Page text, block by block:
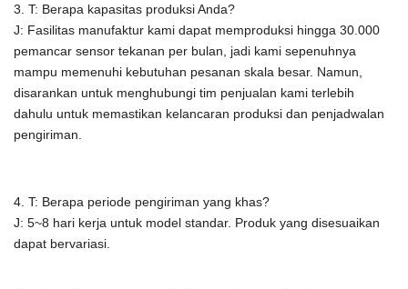
3. T: Berapa kapasitas produksi Anda?
J: Fasilitas manufaktur kami dapat memproduksi hingga 30.000
pemancar sensor tekanan per bulan, jadi kami sepenuhnya
mampu memenuhi kebutuhan pesanan skala besar. Namun,
disarankan untuk menghubungi tim penjualan kami terlebih
dahulu untuk memastikan kelancaran produksi dan penjadwalan
pengiriman.
4. T: Berapa periode pengiriman yang khas?
J: 5~8 hari kerja untuk model standar. Produk yang disesuaikan
dapat bervariasi.